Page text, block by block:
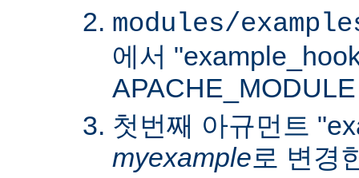
modules/
에서
첫번째 아규먼트
myexample로 변경